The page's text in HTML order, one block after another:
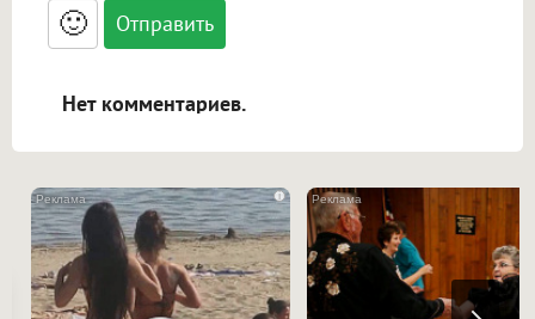
<blockquote>, <code> экранирует HTML,
адреса URL автоматически становятся
ссылками, и [img]адрес[/img] будет
🙂
Нет комментариев.
i